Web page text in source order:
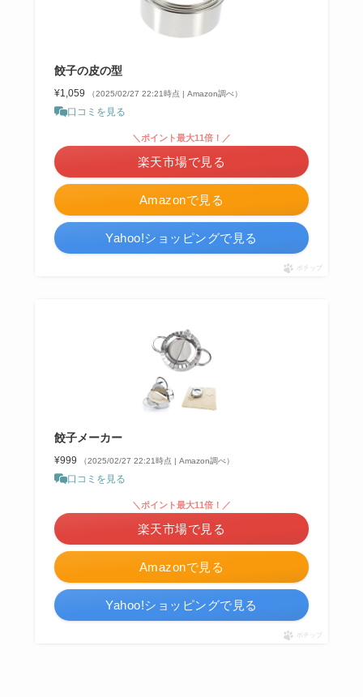
餃子の皮の型
¥1,059 （2025/02/27 22:21時点 | Amazon調べ）
口コミを見る
Amazonで見る
＼ポイント最大11倍！／
楽天市場で見る
Yahoo!ショッピングで見る
ポチップ
餃子メーカー
¥999 （2025/02/27 22:21時点 | Amazon調べ）
口コミを見る
Amazonで見る
＼ポイント最大11倍！／
楽天市場で見る
Yahoo!ショッピングで見る
ポチップ